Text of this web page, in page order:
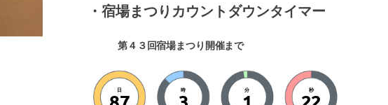
・宿場まつりカウントダウンタイマー
第４３回宿場まつり開催まで
日 時 分 秒